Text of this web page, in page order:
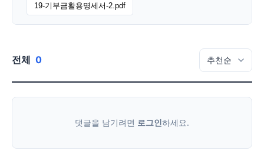
19-기부금활용명세서-2.pdf
전체 0
댓글을 남기려면 로그인하세요.